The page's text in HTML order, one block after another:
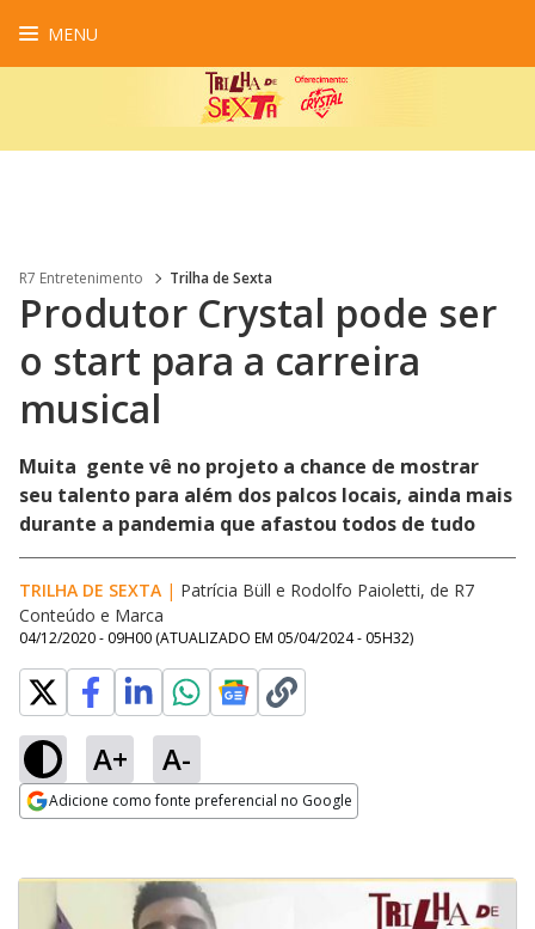
MENU
R7 Entretenimento Trilha de Sexta
Produtor Crystal pode ser
o start para a carreira
musical
Muita gente vê no projeto a chance de mostrar
seu talento para além dos palcos locais, ainda mais
durante a pandemia que afastou todos de tudo
TRILHA DE SEXTA | Patrícia Büll e Rodolfo Paioletti, de R7
Conteúdo e Marca
04/12/2020 - 09H00 (ATUALIZADO EM 05/04/2024 - 05H32)
A+ A-
Adicione como fonte preferencial no Google